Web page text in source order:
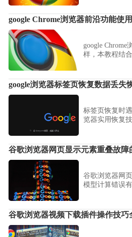
google Chrome浏览器前沿功能使
google
样，本教程结
google浏览器标签页恢复数据丢失
标签页恢复时
览器实用恢复
谷歌浏览器网
模型计算错误
谷歌浏览器视频下载插件操作技巧